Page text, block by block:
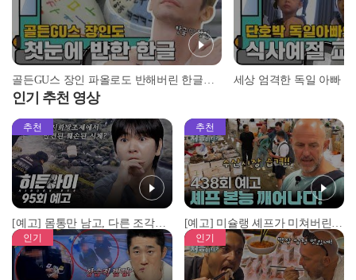
골든GU스 장인 파올로도 반해버린 한글의 매력♥ l #어서와정류장 l #어서와한국은처음이지 l #MBCevery1 l EP.151
인기 추천 영상
추천
[예고] 몸통만 남고, 다른 조각은 어디에..? 시화호에서 드러난 충격적인 토막 살인사건!
추천
[예고] 미슐랭 셰프가 미쳐버린 이유! 본능이 깨어난 사건은?
인기 인기